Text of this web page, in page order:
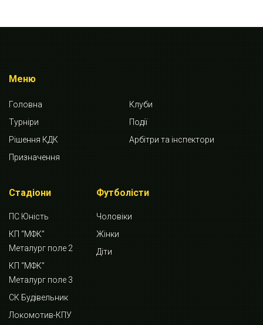
Меню
Головна
Клуби
Турніри
Події
Рішення КДК
Арбітри та інспектори
Призначення
Стадіони
ПС Юність
КП “МФК”
Металург поле 2
КП “МФК”
Металург поле 3
СК Будівельник
Локомотив-КПУ
Футболісти
Чоловіки
Жінки
Діти